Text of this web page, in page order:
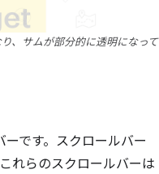
、サムが部分的に透明になって
です。スクロールバー
れらのスクロールバーは